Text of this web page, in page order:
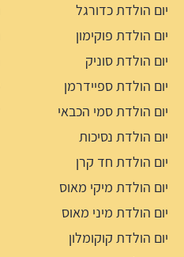
יום הולדת כדורגל
יום הולדת פוקימון
יום הולדת סוניק
יום הולדת ספיידרמן
יום הולדת סמי הכבאי
יום הולדת נסיכות
יום הולדת חד קרן
יום הולדת מיקי מאוס
יום הולדת מיני מאוס
יום הולדת קוקומלון